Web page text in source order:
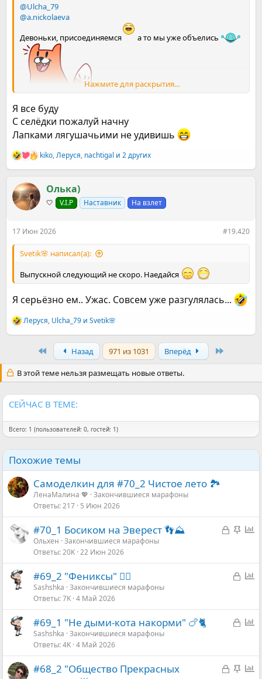
@Ulcha_79
@a.nickolaeva
Девоньки, присоединяемся
а то мы уже объелись
Нажмите для раскрытия...
Я все буду
С селёдки пожалуй начну
Лапками лягушачьими не удивишь
Р
е
к
ц
и
kiko,Леруся, nachtigal и 2 других
Олька)
🤍 V.I.P Наставник На взлет
17 Июн 2026 #19.420
Svetik🌸 написал(а):
Выпускной следующий не скоро. Наедайся
Я серьёзно ем.. Ужас. Совсем уже разгулялась...
Р
е
и
и
Леруся, Ulcha_79 и Svetik🌸
Назад 971 из 1031 Вперёд
В этой теме нельзя размещать новые ответы.
СЕЙЧАС В ТЕМЕ:
Всего: 1 (пользователей: 0, гостей: 1)
Похожие темы
Самоделкин для #70_2 Чистое лето 🏞
ЛенаМалина 💖 Закончившиеся марафоны
Ответы 217 5 Июн 2026
З
р
ы
а
З
р
е
л
е
О
о
с
#70_1 Босиком на Эверест 👣⛰️
Ольхен Закончившиеся марафоны
Ответы 20K 22 Июн 2026
З
р
ы
а
О
о
с
#69_2 "Фениксы" 🐦‍🔥
Sashshka Закончившиеся марафоны
Ответы 7K 4 Май 2026
З
р
ы
О
о
с
#69_1 "Не дыми-кота накорми" 🍗🐈
Sashshka Закончившиеся марафоны
Ответы 4K 4 Май 2026
З З
О
#68_2 "Общество Прекрасных